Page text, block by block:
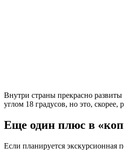
Внутри страны прекрасно
углом 18 градусов, но это, скорее,
Еще один плюс в
Если планируется экскурсионная